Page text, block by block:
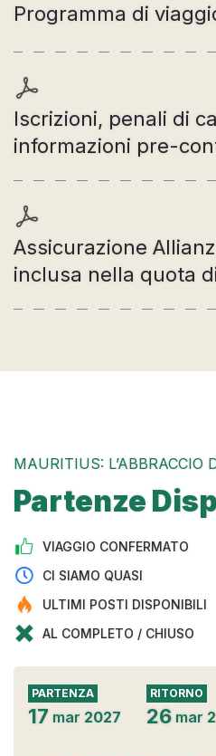
Programma di
Iscrizioni, penali di
informazioni pre-
Assicurazione
inclusa nella quota
MAURITIUS: L’ABBRACCIO
Partenze
VIAGGIO CONFERMATO
CI SIAMO QUASI
ULTIMI POSTI DISPONIBILI
AL COMPLETO / CHIUSO
PARTENZA
17 mar 2027
RITORNO
26 mar